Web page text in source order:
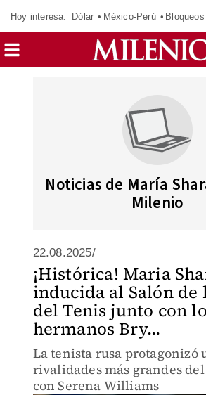
Hoy interesa: Dólar México-Perú
Noticias de María
Milenio
22.08.2025/
¡Histórica! Maria
inducida al Salón de
del Tenis junto con
hermanos Bry...
La tenista rusa protagonizó
rivalidades más grandes
con Serena Williams